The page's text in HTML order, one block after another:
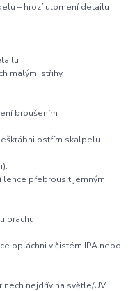
– hrozí ulomení detailu
malými střihy
broušením
ostřím skalpelu
lehce přebrousit jemným
prachu
opláchni v čistém IPA nebo
nech nejdřív na světle/UV